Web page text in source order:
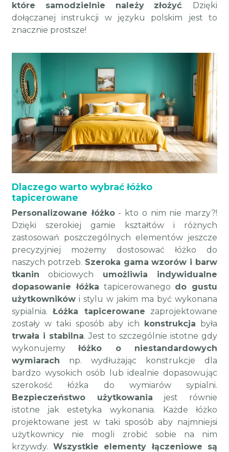
które samodzielnie należy złożyć. Dzięki
dołączanej instrukcji w języku polskim jest to
znacznie prostsze!
Dlaczego warto wybrać łóżko
tapicerowane
Personalizowane łóżko- kto o nim nie marzy?!
Dzięki szerokiej gamie kształtów i różnych
zastosowań poszczególnych elementów jeszcze
precyzyjniej możemy dostosować łóżko do
naszych potrzeb. Szeroka gama wzorów i barw
tkanin obiciowych umożliwia indywidualne
dopasowanie łóżka tapicerowanego do gustu
użytkowników i stylu w jakim ma być wykonana
sypialnia.Łóżka tapicerowane zaprojektowane
zostały w taki sposób aby ich konstrukcja była
trwała i stabilna. Jest to szczególnie istotne gdy
wykonujemyłóżko o niestandardowych
wymiarach np. wydłużając konstrukcje dla
bardzo wysokich osób lub idealnie dopasowując
szerokość łóżka do wymiarów sypialni.
Bezpieczeństwo użytkowania jest równie
istotne jak estetyka wykonania. Każde łóżko
projektowane jest w taki sposób aby najmniejsi
użytkownicy nie mogli zrobić sobie na nim
krzywdy. Wszystkie elementy łączeniowe są